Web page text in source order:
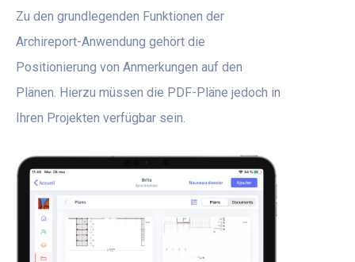
Zu den grundlegenden Funktionen der
Archireport-Anwendung gehört die
Positionierung von Anmerkungen auf den
Plänen. Hierzu müssen die PDF-Pläne jedoch in
Ihren Projekten verfügbar sein.